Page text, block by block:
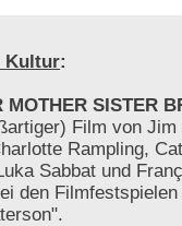
Kultur:
MOTHER SISTER
Film von
Rampling,
Sabbat und
den